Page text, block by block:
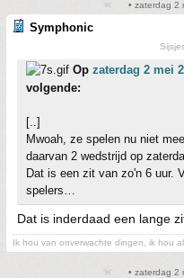
• zaterdag 2
Symphonic
Op zaterdag 2 mei
volgende:
[..]
Mwoah, ze spelen nu niet
daarvan 2 wedstrijd op
Dat is een zit van zo'n 6 uur.
spelers…
Dat is inderdaad een lange
Ik hou van onverwachte dingen, ik hou
• zaterdag 2